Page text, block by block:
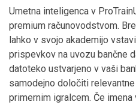
Umetna inteligenca v
premium računovodstvom.
lahko v svojo akademijo
prispevkov na uvozu bančne
datoteko ustvarjeno v vaši
samodejno določiti
primernim igralcem. Če